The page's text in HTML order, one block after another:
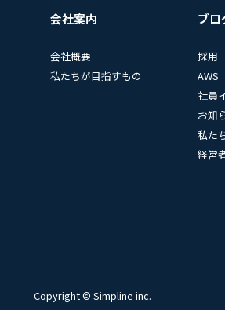
会社案内
会社概要
私たちが目指すもの
ブロ
採用
AWS
社員
お知
私た
経営
Copyright © Simpline inc.